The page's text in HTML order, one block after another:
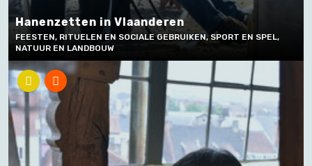
Hanenzetten in Vlaanderen
FEESTEN, RITUELEN EN SOCIALE GEBRUIKEN, SPORT EN SPEL,
NATUUR EN LANDBOUW